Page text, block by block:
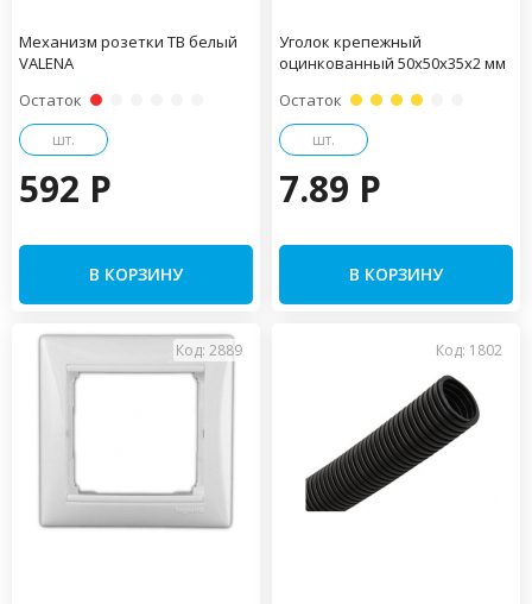
Механизм розетки TВ белый
VALENA
Остаток
шт.
592 P
В КОРЗИНУ
Уголок крепежный
оцинкованный 50х50х35х2 мм
Остаток
шт.
7.89 P
В КОРЗИНУ
Код: 2889 Код: 1802